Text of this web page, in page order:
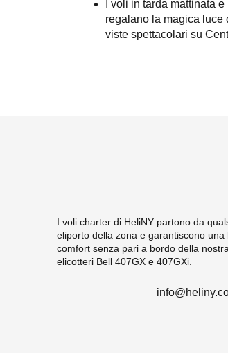
I voli in tarda mattinata
regalano la magica luce
viste spettacolari su
I voli charter di HeliNY partono da
eliporto della zona e garantiscono una
comfort senza pari a bordo della
elicotteri Bell 407GX e 407GXi.